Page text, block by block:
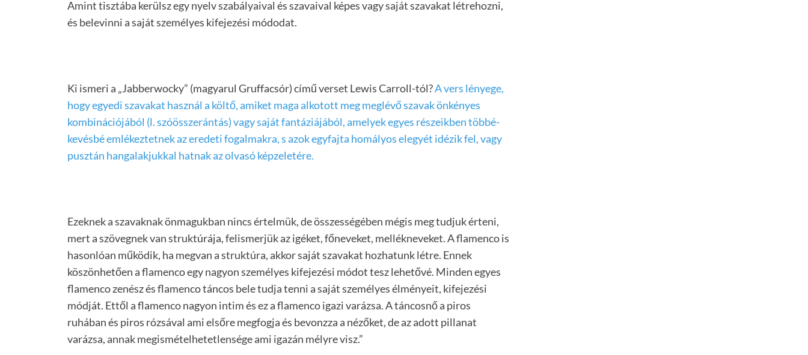
Amint tisztába kerülsz egy nyelv szabályaival és szavaival képes vagy saját szavakat létrehozni,
és belevinni a saját személyes kifejezési módodat.
Ki ismeri a „Jabberwocky” (magyarul Gruffacsór) című verset Lewis Carroll-tól?A vers lényege,
hogy egyedi szavakat használ a költő, amiket maga alkotott meg meglévő szavak önkényes
kombinációjából (l. szóösszerántás) vagy saját fantáziájából, amelyek egyes részeikben többé-
kevésbé emlékeztetnek az eredeti fogalmakra, s azok egyfajta homályos elegyét idézik fel, vagy
pusztán hangalakjukkal hatnak az olvasó képzeletére.
Ezeknek a szavaknak önmagukban nincs értelmük, de összességében mégis meg tudjuk érteni,
mert a szövegnek van struktúrája, felismerjük az igéket, főneveket, mellékneveket. A flamenco is
hasonlóan működik, ha megvan a struktúra, akkor saját szavakat hozhatunk létre. Ennek
köszönhetően a flamenco egy nagyon személyes kifejezési módot tesz lehetővé. Minden egyes
flamenco zenész és flamenco táncos bele tudja tenni a saját személyes élményeit, kifejezési
módját. Ettől a flamenco nagyon intim és ez a flamenco igazi varázsa. A táncosnő a piros
ruhában és piros rózsával ami elsőre megfogja és bevonzza a nézőket, de az adott pillanat
varázsa, annak megismételhetetlensége ami igazán mélyre visz.”